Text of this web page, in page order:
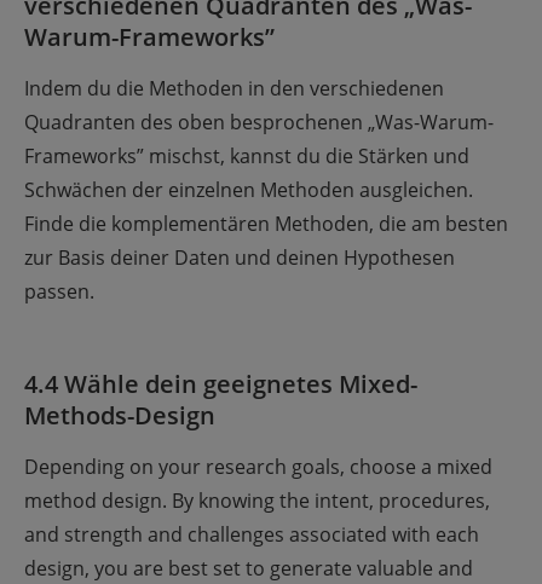
Warum-Frameworks”
Indem du die Methoden in den verschiedenen
Quadranten des oben besprochenen „Was-Warum-
Frameworks” mischst, kannst du die Stärken und
Schwächen der einzelnen Methoden ausgleichen.
Finde die komplementären Methoden, die am besten
zur Basis deiner Daten und deinen Hypothesen
passen.
4.4 Wähle dein geeignetes Mixed-
Methods-Design
Depending on your research goals, choose a mixed
method design. By knowing the intent, procedures,
and strength and challenges associated with each
design, you are best set to generate valuable and